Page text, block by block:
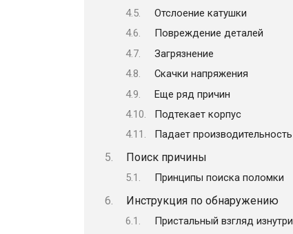
Отслоение катушки
Повреждение деталей
Загрязнение
Скачки напряжения
Еще ряд причин
Подтекает корпус
Падает производительность
Поиск причины
Принципы поиска поломки
Инструкция по обнаружению
Пристальный взгляд изнутри